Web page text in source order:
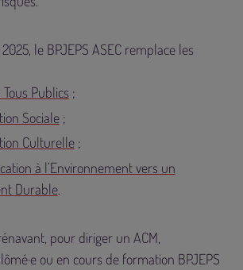
le BPJEPS ASEC remplace les
Tous Publics ;
Sociale;
Culturelle;
à l’Environnement vers un
Durable.
pour diriger un ACM,
ou en cours de formation BPJEPS